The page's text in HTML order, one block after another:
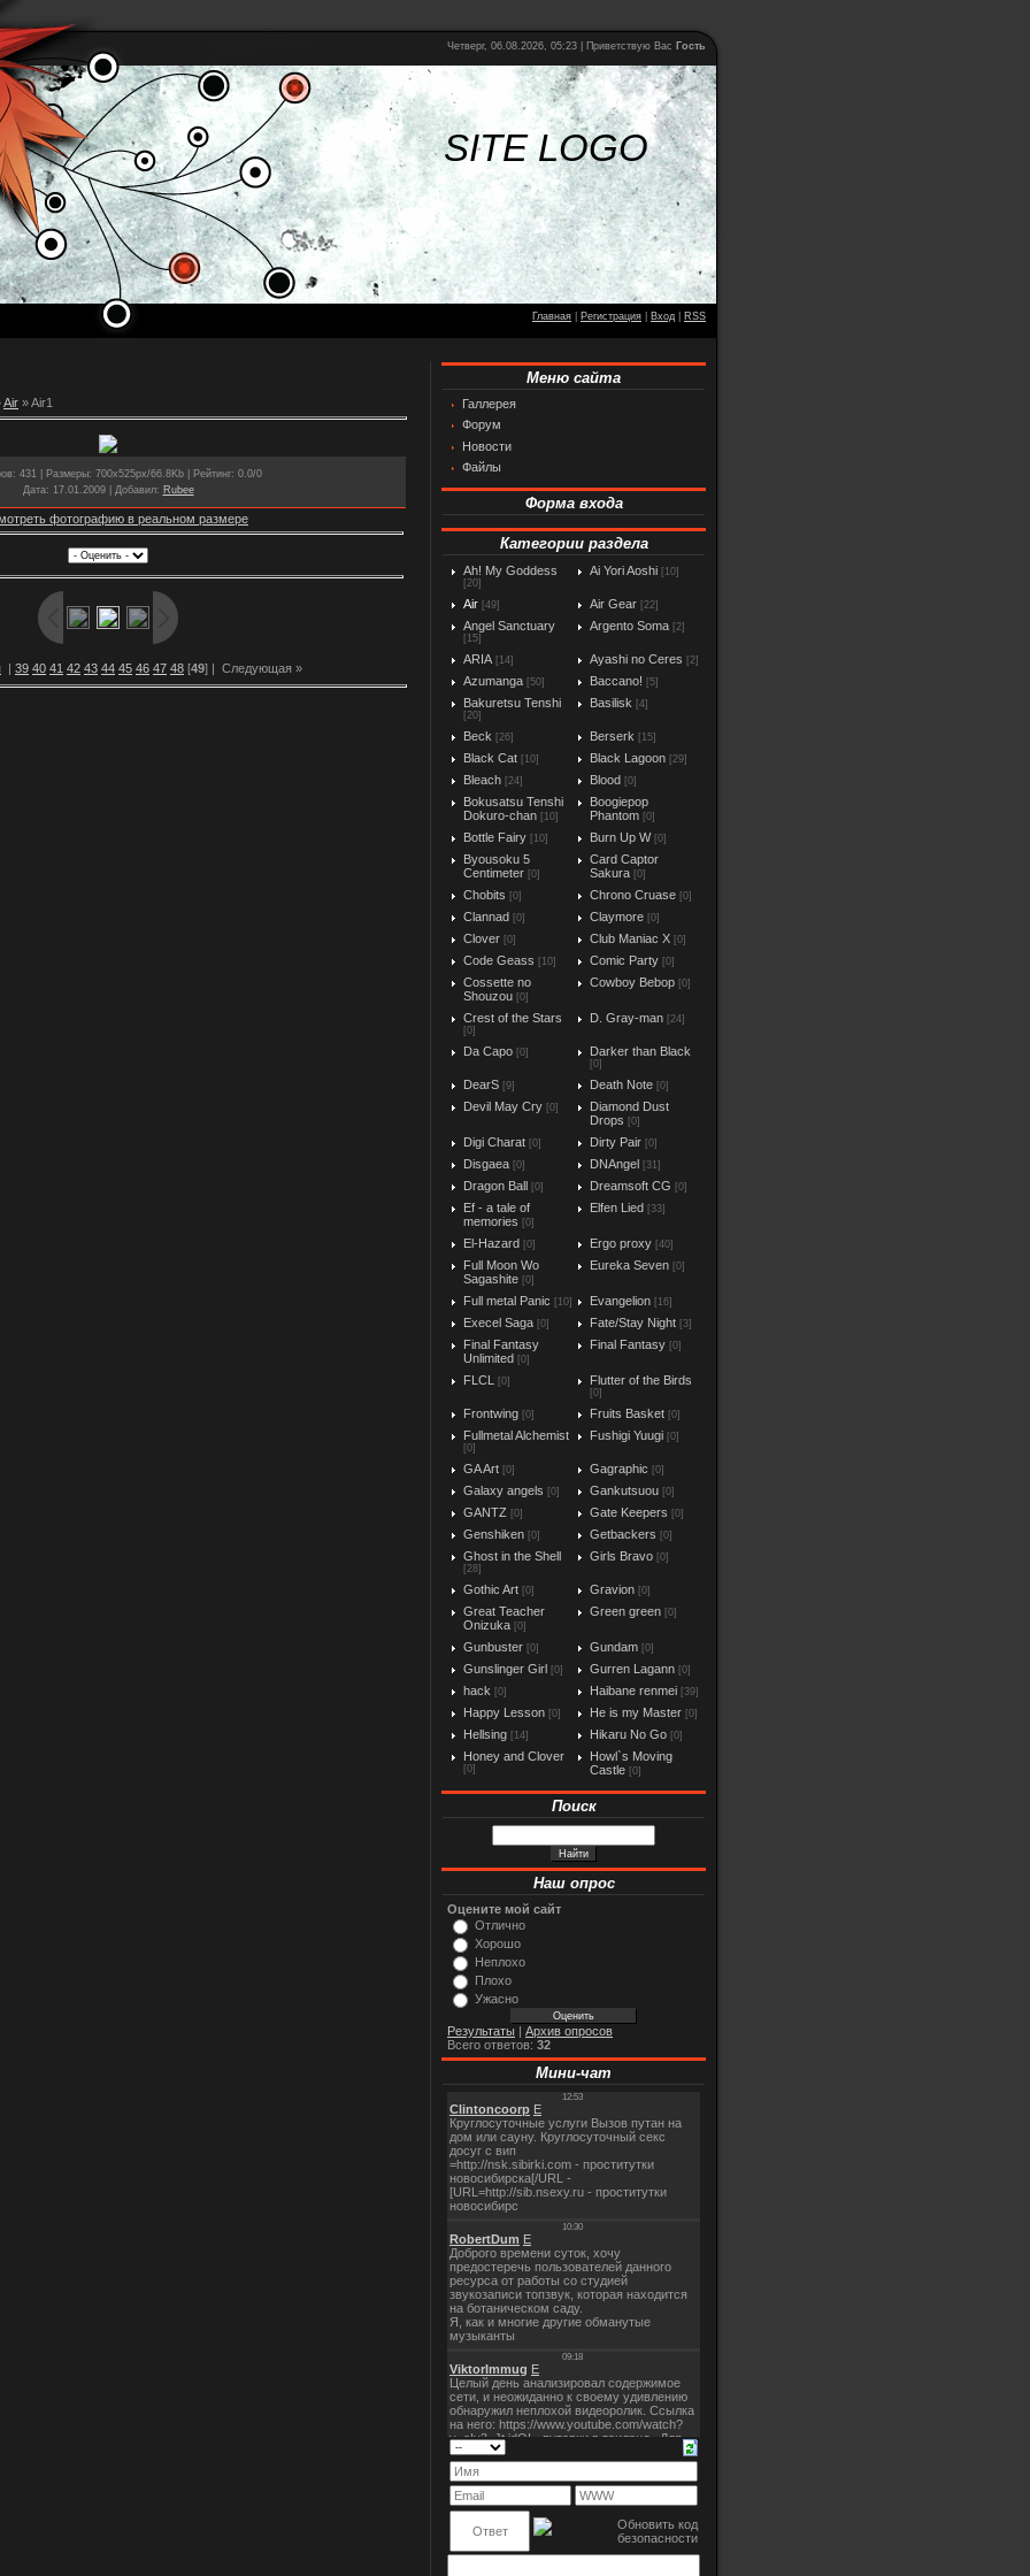
Четверг, 06.08.2026, 05:23 | Приветствую Вас Гость
SITE LOGO
Главная Регистрация Вход RSS
Air » Air1
: 431 | Размеры: 700x525px/66.8Kb | Рейтинг: 0.0/0
Дата: 17.01.2009 | Добавил: Rubee
фотографию в реальном размере
| 39 40 41 42 43 44 45 46 47 48 [49] | Следующая »
Меню сайта
Галлерея
Форум
Новости
Файлы
Форма входа
Категории раздела
Ah! My Goddess
[20]
Ai Yori Aoshi [10]
Air [49] Air Gear [22]
Angel Sanctuary
[15]
Argento Soma [2]
ARIA [14] Ayashi no Ceres [2]
Azumanga [50] Baccano! [5]
Bakuretsu Tenshi
[20]
Basilisk [4]
Beck [26] Berserk [15]
Black Cat [10] Black Lagoon [29]
Bleach [24] Blood [0]
Bokusatsu Tenshi
Dokuro-chan [10]
Boogiepop
Phantom [0]
Bottle Fairy [10] Burn Up W [0]
Byousoku 5
Centimeter [0]
Card Captor
Sakura [0]
Chobits [0] Chrono Cruase [0]
Clannad [0] Claymore [0]
Clover [0] Club Maniac X [0]
Code Geass [10] Comic Party [0]
Cossette no
Shouzou [0]
Cowboy Bebop [0]
Crest of the Stars
[0]
D. Gray-man [24]
Da Capo [0] Darker than Black
[0]
DearS [9] Death Note [0]
Devil May Cry [0]
Diamond Dust
Drops [0]
Digi Charat [0] Dirty Pair [0]
Disgaea [0] DNAngel [31]
Dragon Ball [0] Dreamsoft CG [0]
Ef - a tale of
memories [0]
Elfen Lied [33]
El-Hazard [0] Ergo proxy [40]
Full Moon Wo
Sagashite [0]
Eureka Seven [0]
Full metal Panic [10] Evangelion [16]
Execel Saga [0] Fate/Stay Night [3]
Final Fantasy
Unlimited [0]
Final Fantasy [0]
FLCL [0] Flutter of the Birds
[0]
Frontwing [0] Fruits Basket [0]
Fullmetal Alchemist
[0]
Fushigi Yuugi [0]
GA Art [0] Gagraphic [0]
Galaxy angels [0] Gankutsuou [0]
GANTZ [0] Gate Keepers [0]
Genshiken [0] Getbackers [0]
Ghost in the Shell
[28]
Girls Bravo [0]
Gothic Art [0] Gravion [0]
Great Teacher
Onizuka [0]
Green green [0]
Gunbuster [0] Gundam [0]
Gunslinger Girl [0] Gurren Lagann [0]
hack [0] Haibane renmei [39]
Happy Lesson [0] He is my Master [0]
Hellsing [14] Hikaru No Go [0]
Honey and Clover
[0]
Howl`s Moving
Castle [0]
Поиск
Наш опрос
Оцените мой сайт
Отлично
Хорошо
Неплохо
Плохо
Ужасно
Результаты | Архив опросов
Всего ответов: 32
Мини-чат